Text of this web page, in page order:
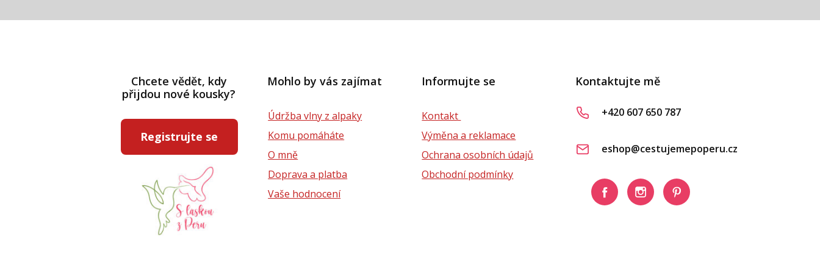
Chcete vědět, kdy
přijdou nové kousky?
Registrujte se
Mohlo by vás zajímat
Údržba vlny z alpaky
Komu pomáháte
O mně
Doprava a platba
Vaše hodnocení
Informujte se
Kontakt
Výměna a reklamace
Ochrana osobních údajů
Obchodní podmínky
Kontaktujte mě
+420 607 650 787
eshop@cestujemepoperu.cz